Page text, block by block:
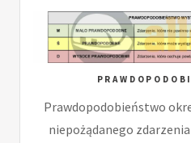
Prawdopodobieństwo
niepożądanego